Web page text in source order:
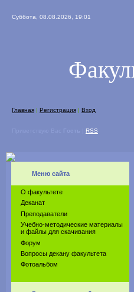
Суббота, 08.08.2026, 19:01
Главная | Регистрация | Вход
RSS
Меню сайта
О факультете
Деканат
Преподаватели
Учебно-методические материалы
и файлы для скачивания
Форум
Вопросы декану факультета
Фотоальбом